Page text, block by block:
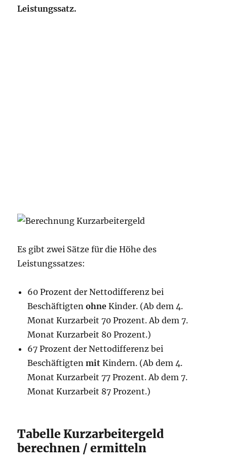
Leistungssatz.
Es gibt zwei Sätze für die Höhe des
Leistungssatzes:
60 Prozent der Nettodifferenz bei
Beschäftigtenohne Kinder. (Ab dem 4.
Monat Kurzarbeit 70 Prozent. Ab dem 7.
Monat Kurzarbeit 80 Prozent.)
67 Prozent der Nettodifferenz bei
Beschäftigtenmit Kindern. (Ab dem 4.
Monat Kurzarbeit 77 Prozent. Ab dem 7.
Monat Kurzarbeit 87 Prozent.)
Tabelle Kurzarbeitergeld
berechnen / ermitteln